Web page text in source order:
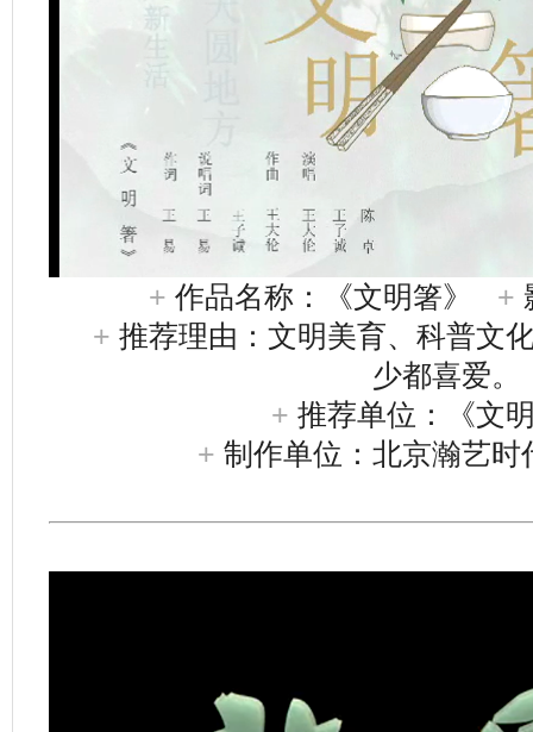
+ 作品名称：《文明箸》 +
+ 推荐理由：文明美育、科普文
少都喜爱。
+ 推荐单位：《文
+ 制作单位：北京瀚艺时